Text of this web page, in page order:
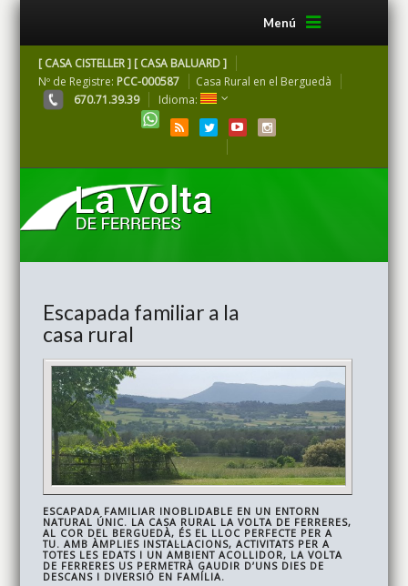
Menú
[ CASA CISTELLER ] [ CASA BALUARD ]
Nº de Registre: PCC-000587
Casa Rural en el Berguedà
670.71.39.39
Idioma:
Escapada familiar a la
casa rural
ESCAPADA FAMILIAR INOBLIDABLE EN UN ENTORN
NATURAL ÚNIC. LA CASA RURAL LA VOLTA DE FERRERES,
AL COR DEL BERGUEDÀ, ÉS EL LLOC PERFECTE PER A
TU. AMB ÀMPLIES INSTAL·LACIONS, ACTIVITATS PER A
TOTES LES EDATS I UN AMBIENT ACOLLIDOR, LA VOLTA
DE FERRERES US PERMETRÀ GAUDIR D’UNS DIES DE
DESCANS I DIVERSIÓ EN FAMÍLIA.